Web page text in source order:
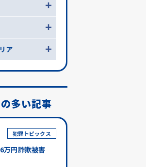
ア
多い記事
犯罪トピックス
円詐欺被害